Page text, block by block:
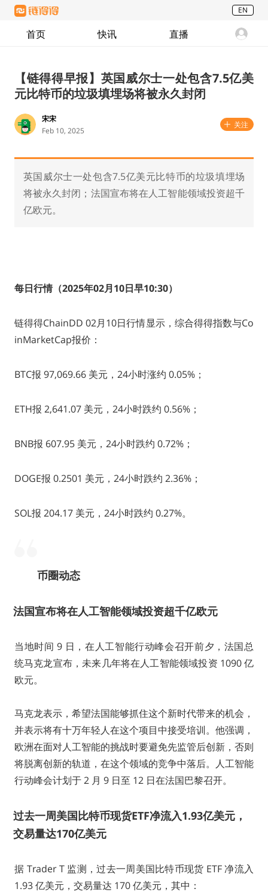
EN
首页 快讯 直播
【链得得早报】英国威尔士一处包含7.5亿美
元比特币的垃圾填埋场将被永久封闭
宋宋
Feb 10, 2025
关注
英国威尔士一处包含7.5亿美元比特币的垃圾填埋场
将被永久封闭；法国宣布将在人工智能领域投资超千
亿欧元。
每日行情（2025年02月10日早10:30）
链得得ChainDD 02月10日行情显示，综合得得指数与Co
inMarketCap报价：
BTC报 97,069.66 美元，24小时涨约 0.05%；
ETH报 2,641.07 美元，24小时跌约 0.56%；
BNB报 607.95 美元，24小时跌约 0.72%；
DOGE报 0.2501 美元，24小时跌约 2.36%；
SOL报 204.17 美元，24小时跌约 0.27%。
币圈动态
法国宣布将在人工智能领域投资超千亿欧元
当地时间 9 日，在人工智能行动峰会召开前夕，法国总
统马克龙宣布，未来几年将在人工智能领域投资 1090 亿
欧元。
马克龙表示，希望法国能够抓住这个新时代带来的机会，
并表示将有十万年轻人在这个项目中接受培训。他强调，
欧洲在面对人工智能的挑战时要避免先监管后创新，否则
将脱离创新的轨道，在这个领域的竞争中落后。人工智能
行动峰会计划于 2 月 9 日至 12 日在法国巴黎召开。
过去一周美国比特币现货ETF净流入1.93亿美元，
交易量达170亿美元
据 Trader T 监测，过去一周美国比特币现货 ETF 净流入
1.93 亿美元，交易量达 170 亿美元，其中：